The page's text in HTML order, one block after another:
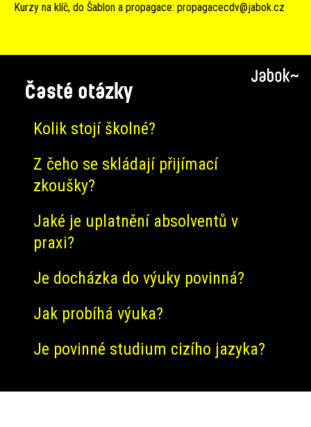
Kurzy na klíč, do Šablon a propagace: propagacecdv@jabok.cz
Časté otázky
Kolik stojí školné?
Z čeho se skládají přijímací
zkoušky?
Jaké je uplatnění absolventů v
praxi?
Je docházka do výuky povinná?
Jak probíhá výuka?
Je povinné studium cizího jazyka?